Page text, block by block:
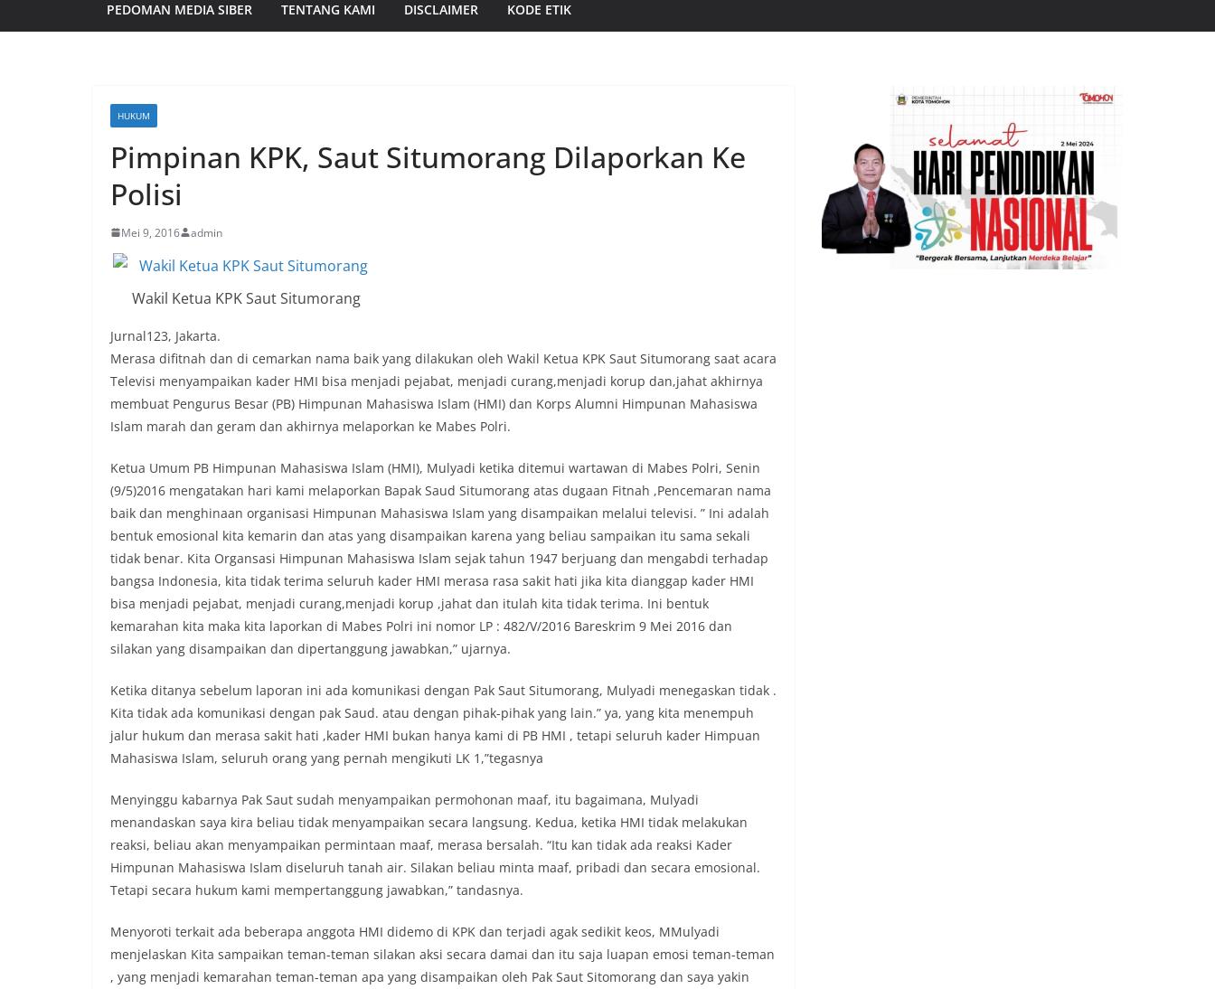
PEDOMAN MEDIA SIBER TENTANG KAMI DISCLAIMER KODE ETIK
HUKUM
Pimpinan KPK, Saut Situmorang Dilaporkan Ke
Polisi
Mei 9, 2016 admin
Wakil Ketua KPK Saut Situmorang
Jurnal123, Jakarta.
Merasa difitnah dan di cemarkan nama baik yang dilakukan oleh Wakil Ketua KPK Saut Situmorang saat acara
Televisi menyampaikan kader HMI bisa menjadi pejabat, menjadi curang,menjadi korup dan,jahat akhirnya
membuat Pengurus Besar (PB) Himpunan Mahasiswa Islam (HMI) dan Korps Alumni Himpunan Mahasiswa
Islam marah dan geram dan akhirnya melaporkan ke Mabes Polri.
Ketua Umum PB Himpunan Mahasiswa Islam (HMI), Mulyadi ketika ditemui wartawan di Mabes Polri, Senin
(9/5)2016 mengatakan hari kami melaporkan Bapak Saud Situmorang atas dugaan Fitnah ,Pencemaran nama
baik dan menghinaan organisasi Himpunan Mahasiswa Islam yang disampaikan melalui televisi. ” Ini adalah
bentuk emosional kita kemarin dan atas yang disampaikan karena yang beliau sampaikan itu sama sekali
tidak benar. Kita Organsasi Himpunan Mahasiswa Islam sejak tahun 1947 berjuang dan mengabdi terhadap
bangsa Indonesia, kita tidak terima seluruh kader HMI merasa rasa sakit hati jika kita dianggap kader HMI
bisa menjadi pejabat, menjadi curang,menjadi korup ,jahat dan itulah kita tidak terima. Ini bentuk
kemarahan kita maka kita laporkan di Mabes Polri ini nomor LP : 482/V/2016 Bareskrim 9 Mei 2016 dan
silakan yang disampaikan dan dipertanggung jawabkan,” ujarnya.
Ketika ditanya sebelum laporan ini ada komunikasi dengan Pak Saut Situmorang, Mulyadi menegaskan tidak .
Kita tidak ada komunikasi dengan pak Saud. atau dengan pihak-pihak yang lain.” ya, yang kita menempuh
jalur hukum dan merasa sakit hati ,kader HMI bukan hanya kami di PB HMI , tetapi seluruh kader Himpuan
Mahasiswa Islam, seluruh orang yang pernah mengikuti LK 1,”tegasnya
Menyinggu kabarnya Pak Saut sudah menyampaikan permohonan maaf, itu bagaimana, Mulyadi
menandaskan saya kira beliau tidak menyampaikan secara langsung. Kedua, ketika HMI tidak melakukan
reaksi, beliau akan menyampaikan permintaan maaf, merasa bersalah. “Itu kan tidak ada reaksi Kader
Himpunan Mahasiswa Islam diseluruh tanah air. Silakan beliau minta maaf, pribadi dan secara emosional.
Tetapi secara hukum kami mempertanggung jawabkan,” tandasnya.
Menyoroti terkait ada beberapa anggota HMI didemo di KPK dan terjadi agak sedikit keos, MMulyadi
menjelaskan Kita sampaikan teman-teman silakan aksi secara damai dan itu saja luapan emosi teman-teman
, yang menjadi kemarahan teman-teman apa yang disampaikan oleh Pak Saut Sitomorang dan saya yakin